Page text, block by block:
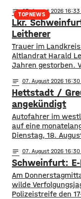
gesorgt, da auch
um Werneck
TOPNEWS
notes 07. August 2026 16:33
Lkr.
Leitherer
Trauer im
Altlandrat Harald
Jahren gestorben.
wurde das
flächendeckendes
1.000 Kilometern
notes 07. August 2026 16:30
Hettstadt /
angekündigt
Autofahrer im
auf eine
Dienstag, 18.
Staatliche Bauamt
werden, sie weist
gebrochene
muss erneuert
notes 07. August 2026 16:30
Schweinfurt:
Am
wilde
Polizeistreife den